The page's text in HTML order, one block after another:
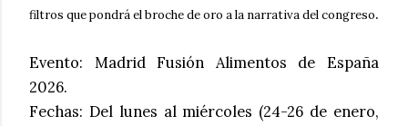
filtros que pondrá el broche de oro a la narrativa del congreso.
Evento: Madrid Fusión Alimentos de España
2026.
Fechas: Del lunes al miércoles (24-26 de enero,